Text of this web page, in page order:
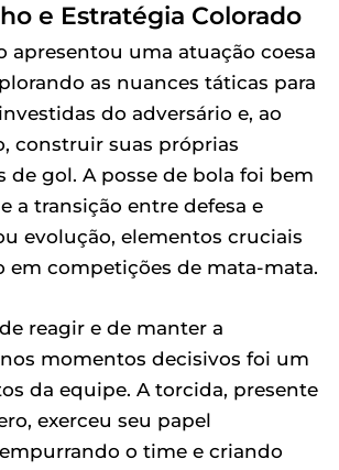
e Estratégia Colorado
apresentou uma atuação coesa
as nuances táticas para
do adversário e, ao
construir suas próprias
de gol. A posse de bola foi bem
a transição entre defesa e
evolução, elementos cruciais
em competições de mata-mata.
reagir e de manter a
momentos decisivos foi um
da equipe. A torcida, presente
exerceu seu papel
o time e criando